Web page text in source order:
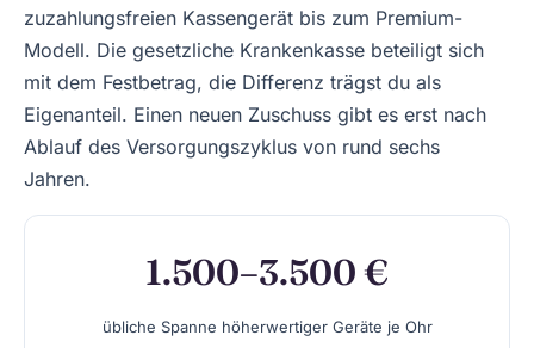
zuzahlungsfreien Kassengerät bis zum Premium-
Modell. Die gesetzliche Krankenkasse beteiligt sich
mit dem Festbetrag, die Differenz trägst du als
Eigenanteil. Einen neuen Zuschuss gibt es erst nach
Ablauf des Versorgungszyklus von rund sechs
Jahren.
1.500–3.500 €
übliche Spanne höherwertiger Geräte je Ohr